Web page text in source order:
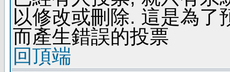
以修改或刪除. 這是為了
而產生錯誤的投票
回頂端